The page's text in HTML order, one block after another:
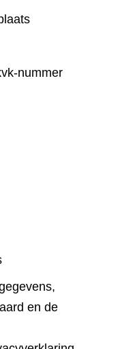
nummer
en de